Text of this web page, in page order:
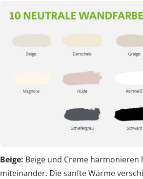
Beige: Beige und Creme harmonieren
miteinander. Die sanfte Wärme